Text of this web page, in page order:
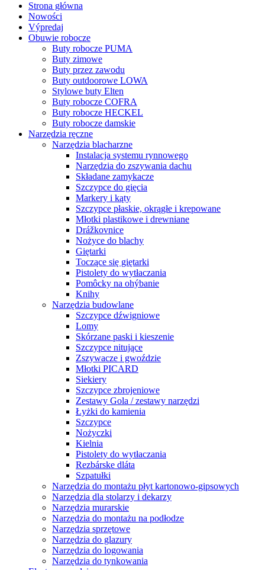
Strona główna
Nowości
Výpredaj
Obuwie robocze
Buty robocze PUMA
Buty zimowe
Buty przez zawodu
Buty outdoorowe LOWA
Stylowe buty Elten
Buty robocze COFRA
Buty robocze HECKEL
Buty robocze damskie
Narzędzia ręczne
Narzędzia blacharzne
Instalacja systemu rynnowego
Narzędzia do zszywania dachu
Składane zamykacze
Szczypce do gięcia
Markery i kąty
Szczypce płaskie, okrągłe i krepowane
Młotki plastikowe i drewniane
Drážkovnice
Nożyce do blachy
Giętarki
Toczące się giętarki
Pistolety do wytłaczania
Pomôcky na ohýbanie
Knihy
Narzędzia budowlane
Szczypce dźwigniowe
Lomy
Skórzane paski i kieszenie
Szczypce nitujące
Zszywacze i gwoździe
Młotki PICARD
Siekiery
Szczypce zbrojeniowe
Zestawy Gola / zestawy narzędzi
Łyżki do kamienia
Szczypce
Nożyczki
Kielnia
Pistolety do wytłaczania
Rezbárske dláta
Szpatułki
Narzędzia do montażu płyt kartonowo-gipsowych
Narzędzia dla stolarzy i dekarzy
Narzędzia murarskie
Narzędzia do montażu na podłodze
Narzędzia sprzętowe
Narzędzia do glazury
Narzędzia do logowania
Narzędzia do tynkowania